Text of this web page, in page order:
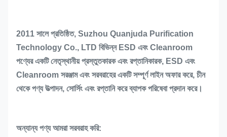
2011 সালে প্রতিষ্ঠিত, Suzhou Quanjuda Purification
Technology Co., LTD বিভিন্ন ESD এবং Cleanroom
পণ্যের একটি নেতৃস্থানীয় প্রস্তুতকারক এবং রপ্তানিকারক, ESD এবং
Cleanroom সরঞ্জাম এবং সরবরাহের একটি সম্পূর্ণ লাইন অফার করে, চীন
থেকে পণ্য উত্পাদন, সোর্সিং এবং রপ্তানি করে ব্যাপক পরিষেবা প্রদান করে।
অন্যান্য পণ্য আমরা সরবরাহ করি: